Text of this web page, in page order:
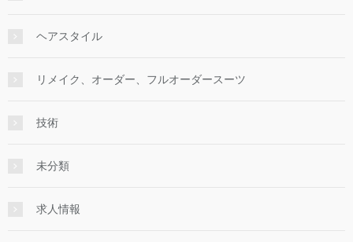
ヘアスタイル
リメイク、オーダー、フルオーダースーツ
技術
未分類
求人情報